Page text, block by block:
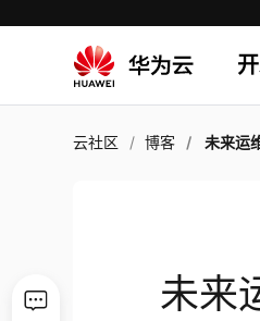
云社区 博客 未来运
未来